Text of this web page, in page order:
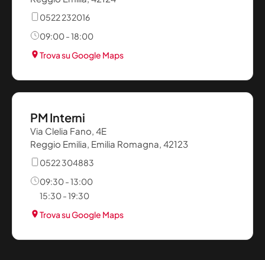
0522 232016
09:00 - 18:00
Trova su Google Maps
PM Interni
Via Clelia Fano, 4E
Reggio Emilia, Emilia Romagna, 42123
0522 304883
09:30 - 13:00
15:30 - 19:30
Trova su Google Maps